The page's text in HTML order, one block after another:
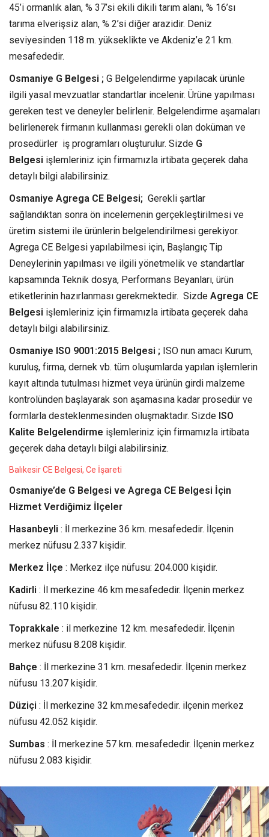
45’i ormanlık alan, % 37’si ekili dikili tarım alanı, % 16’sı
tarıma elverişsiz alan, % 2’si diğer arazidir. Deniz
seviyesinden 118 m. yükseklikte ve Akdeniz’e 21 km.
mesafededir.
Osmaniye G Belgesi ; G Belgelendirme yapılacak ürünle
ilgili yasal mevzuatlar standartlar incelenir. Ürüne yapılması
gereken test ve deneyler belirlenir. Belgelendirme aşamaları
belirlenerek firmanın kullanması gerekli olan doküman ve
prosedürler iş programları oluşturulur. Sizde G
Belgesi işlemleriniz için firmamızla irtibata geçerek daha
detaylı bilgi alabilirsiniz.
Osmaniye Agrega CE Belgesi; Gerekli şartlar
sağlandıktan sonra ön incelemenin gerçekleştirilmesi ve
üretim sistemi ile ürünlerin belgelendirilmesi gerekiyor.
Agrega CE Belgesi yapılabilmesi için, Başlangıç Tip
Deneylerinin yapılması ve ilgili yönetmelik ve standartlar
kapsamında Teknik dosya, Performans Beyanları, ürün
etiketlerinin hazırlanması gerekmektedir. Sizde Agrega CE
Belgesi işlemleriniz için firmamızla irtibata geçerek daha
detaylı bilgi alabilirsiniz.
Osmaniye ISO 9001:2015 Belgesi ; ISO nun amacı Kurum,
kuruluş, firma, dernek vb. tüm oluşumlarda yapılan işlemlerin
kayıt altında tutulması hizmet veya ürünün girdi malzeme
kontrolünden başlayarak son aşamasına kadar prosedür ve
formlarla desteklenmesinden oluşmaktadır. Sizde ISO
Kalite Belgelendirme işlemleriniz için firmamızla irtibata
geçerek daha detaylı bilgi alabilirsiniz.
Balıkesir CE Belgesi, Ce İşareti
Osmaniye’de G Belgesi ve Agrega CE Belgesi İçin
Hizmet Verdiğimiz İlçeler
Hasanbeyli : İl merkezine 36 km. mesafededir. İlçenin
merkez nüfusu 2.337 kişidir.
Merkez İlçe : Merkez ilçe nüfusu: 204.000 kişidir.
Kadirli : İl merkezine 46 km mesafededir. İlçenin merkez
nüfusu 82.110 kişidir.
Toprakkale : il merkezine 12 km. mesafededir. İlçenin
merkez nüfusu 8.208 kişidir.
Bahçe : İl merkezine 31 km. mesafededir. İlçenin merkez
nüfusu 13.207 kişidir.
Düziçi : İl merkezine 32 km.mesafededir. ilçenin merkez
nüfusu 42.052 kişidir.
Sumbas : İl merkezine 57 km. mesafededir. İlçenin merkez
nüfusu 2.083 kişidir.